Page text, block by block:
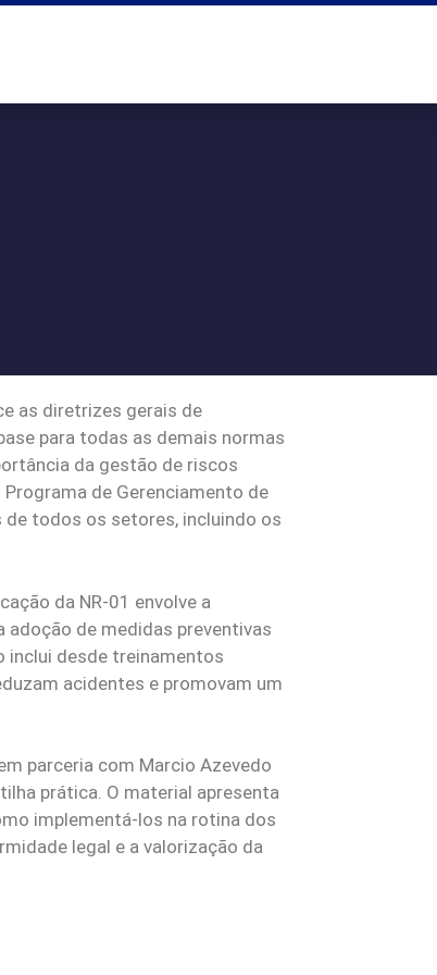
as diretrizes gerais de
para todas as demais normas
da gestão de riscos
de Gerenciamento de
de todos os setores, incluindo os
da NR-01 envolve a
de medidas preventivas
inclui desde treinamentos
acidentes e promovam um
parceria com Marcio Azevedo
prática. O material apresenta
implementá-los na rotina dos
legal e a valorização da